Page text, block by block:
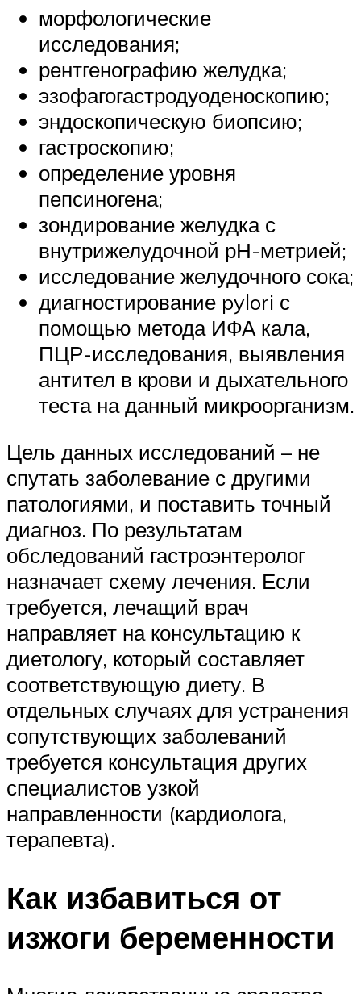
морфологические
исследования;
рентгенографию желудка;
эзофагогастродуоденоскопию;
эндоскопическую биопсию;
гастроскопию;
определение уровня
пепсиногена;
зондирование желудка с
внутрижелудочной рН-метрией;
исследование желудочного сока;
диагностирование pylori с
помощью метода ИФА кала,
ПЦР-исследования, выявления
антител в крови и дыхательного
теста на данный микроорганизм.
Цель данных исследований – не
спутать заболевание с другими
патологиями, и поставить точный
диагноз. По результатам
обследований гастроэнтеролог
назначает схему лечения. Если
требуется, лечащий врач
направляет на консультацию к
диетологу, который составляет
соответствующую диету. В
отдельных случаях для устранения
сопутствующих заболеваний
требуется консультация других
специалистов узкой
направленности (кардиолога,
терапевта).
Как избавиться от
изжоги беременности